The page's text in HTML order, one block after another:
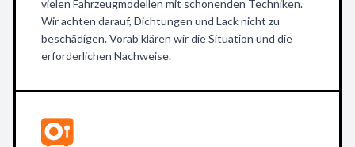
vielen Fahrzeugmodellen mit schonenden Techniken.
Wir achten darauf, Dichtungen und Lack nicht zu
beschädigen. Vorab klären wir die Situation und die
erforderlichen Nachweise.